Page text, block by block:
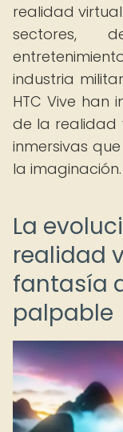
realidad
sectores,
industria
HTC Vive han
de la realidad
inmersivas
la imaginación.
La
realidad
fantasía
palpable